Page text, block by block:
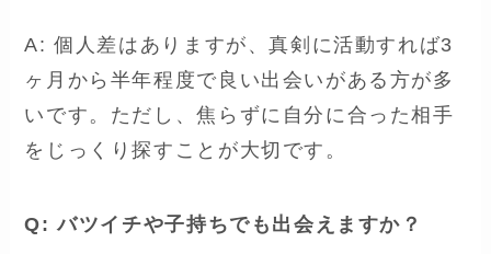
A: 個人差はありますが、真剣に活動すれば3
ヶ月から半年程度で良い出会いがある方が多
いです。ただし、焦らずに自分に合った相手
をじっくり探すことが大切です。
Q: バツイチや子持ちでも出会えますか？